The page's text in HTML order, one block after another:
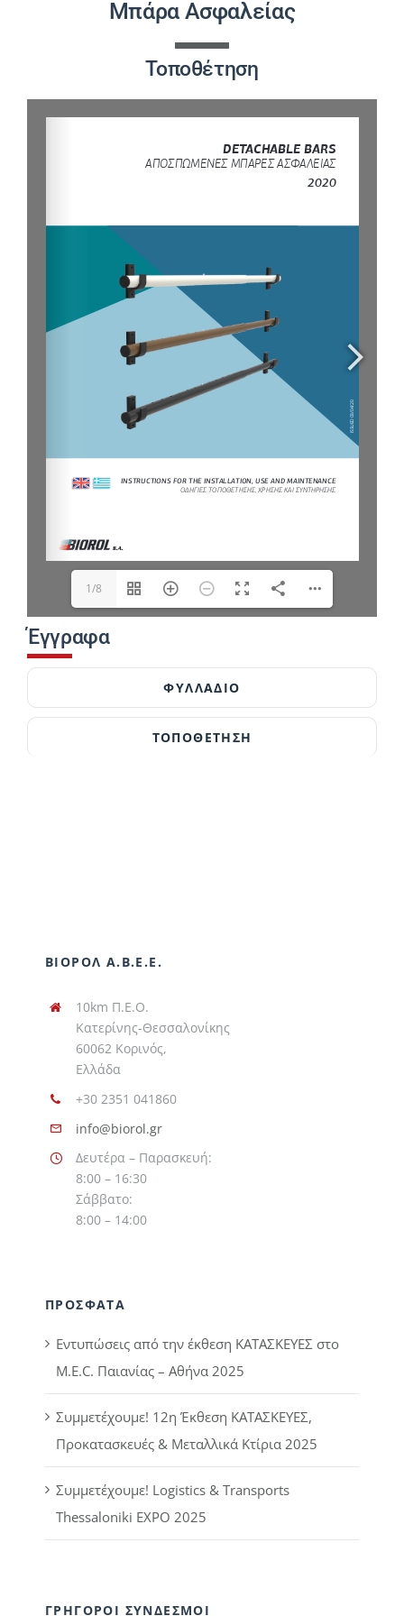
ΕΛΛΗΝΙΚΆ
Μπάρα Ασφαλείας
Τοποθέτηση
1/8
Έγγραφα
ΦΥΛΛΆΔΙΟ
ΤΟΠΟΘΕΤΗΣΗ
ΒΙΟΡΟΛ Α.Β.Ε.Ε.
10km Π.Ε.Ο.
Κατερίνης-Θεσσαλονίκης
60062 Κορινός,
Ελλάδα
+30 2351 041860
info@biorol.gr
Δευτέρα – Παρασκευή:
8:00 – 16:30
Σάββατο:
8:00 – 14:00
ΠΡΟΣΦΑΤΑ
Εντυπώσεις από την έκθεση ΚΑΤΑΣΚΕΥΕΣ στο
M.E.C. Παιανίας – Αθήνα 2025
Συμμετέχουμε! 12η Έκθεση ΚΑΤΑΣΚΕΥΕΣ,
Προκατασκευές & Μεταλλικά Κτίρια 2025
Συμμετέχουμε! Logistics & Transports
Thessaloniki EXPO 2025
ΓΡΗΓΟΡΟΙ ΣΥΝΔΕΣΜΟΙ